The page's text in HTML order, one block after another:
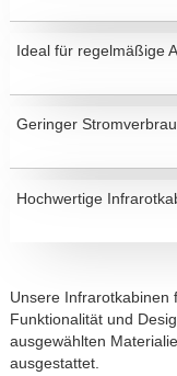
Ideal für regelmäßige
Geringer
Hochwertige
Unsere Infrarotkabinen
Funktionalität und
ausgewählten
ausgestattet.